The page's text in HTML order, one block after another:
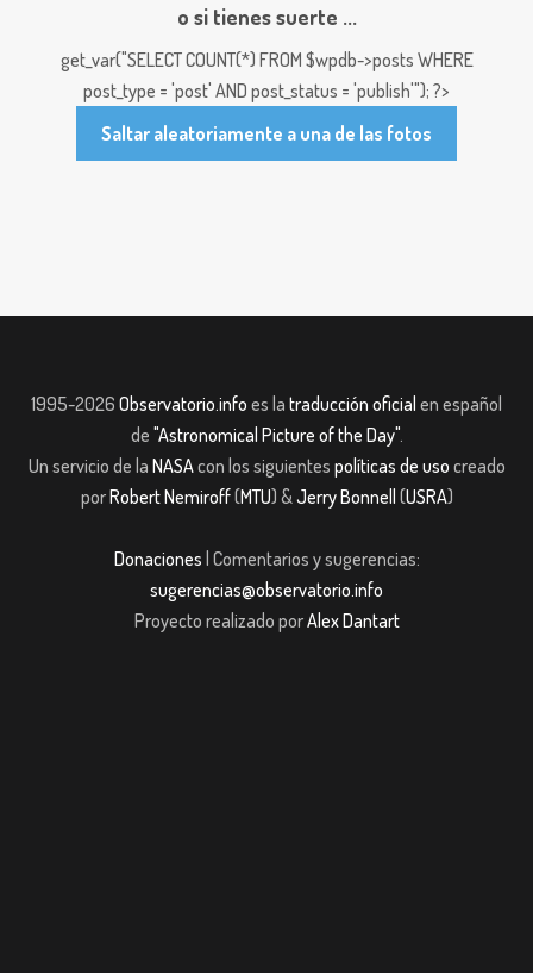
o si tienes suerte ...
get_var("SELECT COUNT(*) FROM $wpdb->posts WHERE
post_type = 'post' AND post_status = 'publish'"); ?>
Saltar aleatoriamente a una de las fotos
1995-2026 Observatorio.info es la traducción oficial en español
de "Astronomical Picture of the Day".
Un servicio de la NASAcon los siguientes políticas de uso creado
porRobert Nemiroff(MTU) &Jerry Bonnell (USRA)
Donaciones | Comentarios y sugerencias:
sugerencias@observatorio.info
Proyecto realizado porAlex Dantart